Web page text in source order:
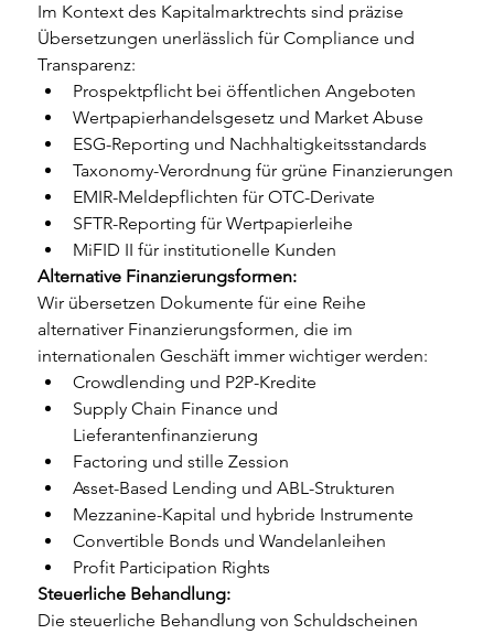
Im Kontext des Kapitalmarktrechts sind präzise
Übersetzungen unerlässlich für Compliance und
Transparenz:
Prospektpflicht bei öffentlichen Angeboten
Wertpapierhandelsgesetz und Market Abuse
ESG-Reporting und Nachhaltigkeitsstandards
Taxonomy-Verordnung für grüne Finanzierungen
EMIR-Meldepflichten für OTC-Derivate
SFTR-Reporting für Wertpapierleihe
MiFID II für institutionelle Kunden
Alternative Finanzierungsformen:
Wir übersetzen Dokumente für eine Reihe
alternativer Finanzierungsformen, die im
internationalen Geschäft immer wichtiger werden:
Crowdlending und P2P-Kredite
Supply Chain Finance und
Lieferantenfinanzierung
Factoring und stille Zession
Asset-Based Lending und ABL-Strukturen
Mezzanine-Kapital und hybride Instrumente
Convertible Bonds und Wandelanleihen
Profit Participation Rights
Steuerliche Behandlung:
Die steuerliche Behandlung von Schuldscheinen